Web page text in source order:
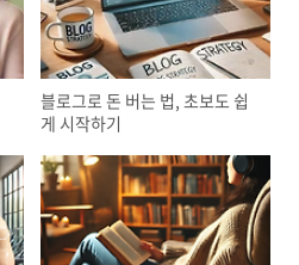
블로그로 돈 버는 법, 초보도 쉽
게 시작하기